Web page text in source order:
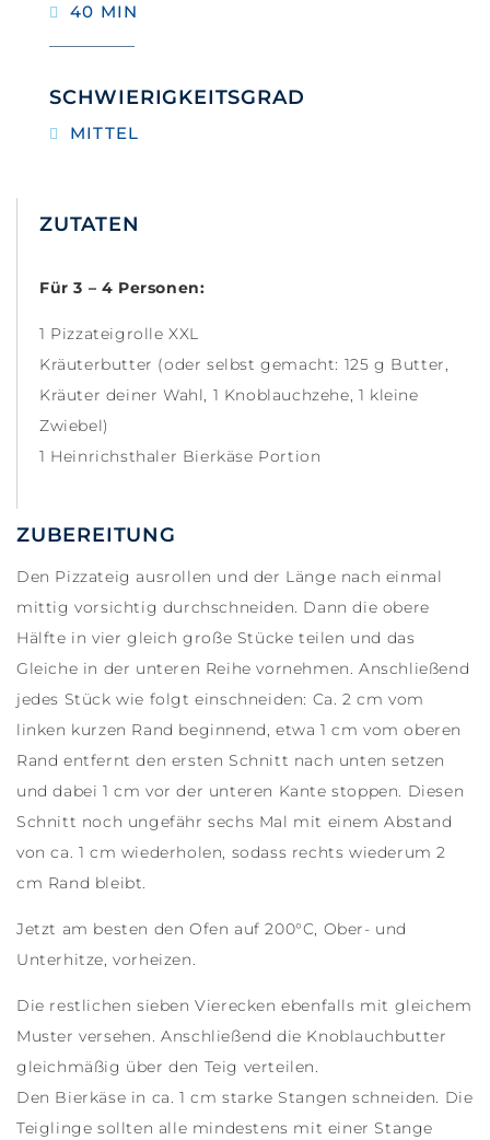
40 MIN
SCHWIERIGKEITSGRAD
MITTEL
ZUBEREITUNG
Den Pizzateig ausrollen und der Länge nach einmal
mittig vorsichtig durchschneiden. Dann die obere
Hälfte in vier gleich große Stücke teilen und das
Gleiche in der unteren Reihe vornehmen. Anschließend
jedes Stück wie folgt einschneiden: Ca. 2 cm vom
linken kurzen Rand beginnend, etwa 1 cm vom oberen
Rand entfernt den ersten Schnitt nach unten setzen
und dabei 1 cm vor der unteren Kante stoppen. Diesen
Schnitt noch ungefähr sechs Mal mit einem Abstand
von ca. 1 cm wiederholen, sodass rechts wiederum 2
cm Rand bleibt.
Jetzt am besten den Ofen auf 200°C, Ober- und
Unterhitze, vorheizen.
Die restlichen sieben Vierecken ebenfalls mit gleichem
Muster versehen. Anschließend die Knoblauchbutter
gleichmäßig über den Teig verteilen.
Den Bierkäse in ca. 1 cm starke Stangen schneiden. Die
Teiglinge sollten alle mindestens mit einer Stange
ZUTATEN
Für 3 – 4 Personen:
1 Pizzateigrolle XXL
Kräuterbutter (oder selbst gemacht: 125 g Butter,
Kräuter deiner Wahl, 1 Knoblauchzehe, 1 kleine
Zwiebel)
1 Heinrichsthaler Bierkäse Portion